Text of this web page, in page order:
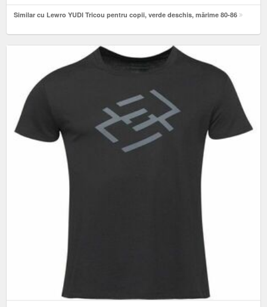
Similar cu Lewro YUDI Tricou pentru copii, verde deschis, mărime 80-86